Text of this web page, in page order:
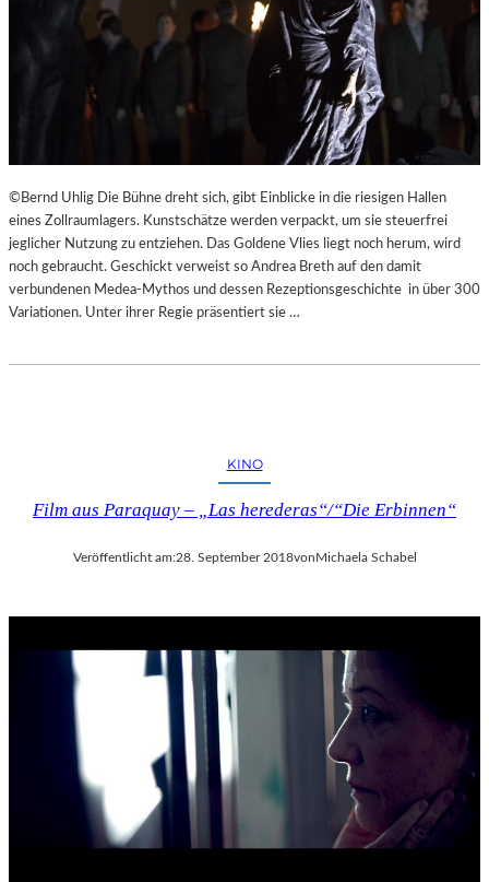
©Bernd Uhlig Die Bühne dreht sich, gibt Einblicke in die riesigen Hallen
eines Zollraumlagers. Kunstschätze werden verpackt, um sie steuerfrei
jeglicher Nutzung zu entziehen. Das Goldene Vlies liegt noch herum, wird
noch gebraucht. Geschickt verweist so Andrea Breth auf den damit
verbundenen Medea-Mythos und dessen Rezeptionsgeschichte in über 300
Variationen. Unter ihrer Regie präsentiert sie …
KINO
Film aus Paraquay – „Las herederas“/“Die Erbinnen“
Veröffentlicht am:28. September 2018von Michaela Schabel